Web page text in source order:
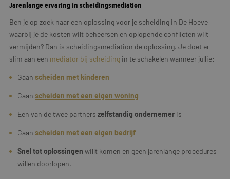
Jarenlange ervaring in scheidingsmediation
Ben je op zoek naar een oplossing voor je scheiding in De Hoeve
waarbij je de kosten wilt beheersen en oplopende conflicten wilt
vermijden? Dan is scheidingsmediation de oplossing. Je doet er
slim aan een mediator bij scheiding in te schakelen wanneer jullie:
Gaan scheiden met kinderen
Gaan scheiden met een eigen woning
Een van de twee partners zelfstandig ondernemer is
Gaan scheiden met een eigen bedrijf
Snel tot oplossingen willt komen en geen jarenlange procedures
willen doorlopen.